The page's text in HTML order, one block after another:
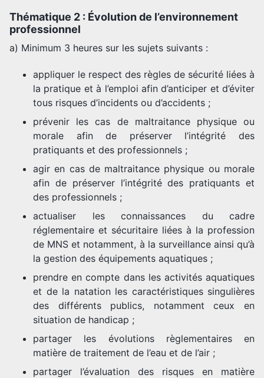
Thématique 2 : Évolution de l’environnement
professionnel
a) Minimum 3 heures sur les sujets suivants :
appliquer le respect des règles de sécurité liées à
la pratique et à l’emploi afin d’anticiper et d’éviter
tous risques d’incidents ou d’accidents ;
prévenir les cas de maltraitance physique ou
morale afin de préserver l’intégrité des
pratiquants et des professionnels ;
agir en cas de maltraitance physique ou morale
afin de préserver l’intégrité des pratiquants et
des professionnels ;
actualiser les connaissances du cadre
réglementaire et sécuritaire liées à la profession
de MNS et notamment, à la surveillance ainsi qu’à
la gestion des équipements aquatiques ;
prendre en compte dans les activités aquatiques
et de la natation les caractéristiques singulières
des différents publics, notamment ceux en
situation de handicap ;
partager les évolutions règlementaires en
matière de traitement de l’eau et de l’air ;
partager l’évaluation des risques en matière